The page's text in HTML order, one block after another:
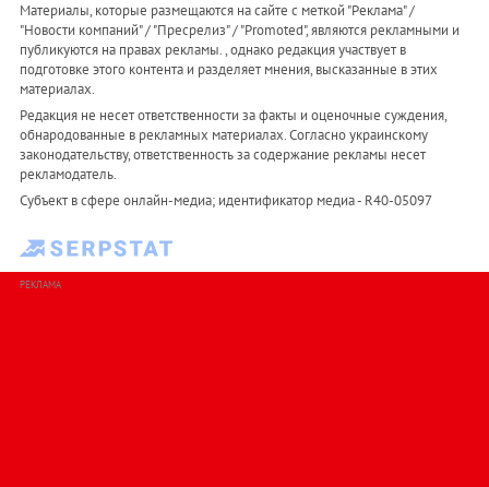
Материалы, которые размещаются на сайте с меткой "Реклама" /
"Новости компаний" / "Пресрелиз" / "Promoted", являются рекламными и
публикуются на правах рекламы. , однако редакция участвует в
подготовке этого контента и разделяет мнения, высказанные в этих
материалах.
Редакция не несет ответственности за факты и оценочные суждения,
обнародованные в рекламных материалах. Согласно украинскому
законодательству, ответственность за содержание рекламы несет
рекламодатель.
Субъект в сфере онлайн-медиа; идентификатор медиа - R40-05097
РЕКЛАМА